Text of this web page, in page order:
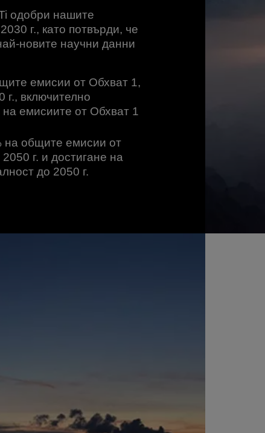
одобри нашите
г., като потвърди, че
новите научни данни
емисии от Обхват 1,
г., включително
емисиите от Обхват 1
на общите емисии от
2050 г. и достигане на
до 2050 г.